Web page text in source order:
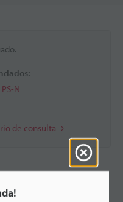
N
de consulta
do tipo